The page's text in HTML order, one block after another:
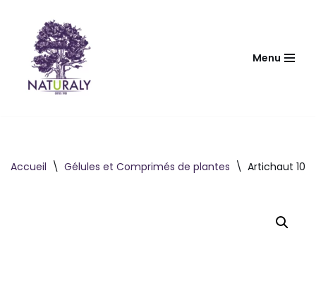
contenu
Menu
Accueil \ Gélules et Comprimés de plantes \ Artichaut 100